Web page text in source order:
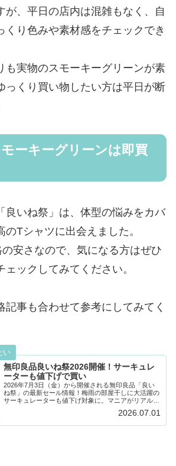
が、平日の店内は混雑もなく、自
くり色みや素材感をチェックでき
も実物のスモーキーグリーンが素
っくり買い物したい方は平日が断
ーキーグリーンは即買
良いね祭」は、体型の悩みをカバ
のTシャツに出会えました。
安さなので、気になる方はぜひ
ックしてみてください。
記事も合わせて参考にしてみてく
無印良品良いね祭2026開催！サーキュレ
ーターも値下げで買い
2026年7月3日（金）から開催される無印良品「良い
ね祭」の最新セール情報！梅雨の部屋干しに大活躍の
サーキュレーターも値下げ対象に。マニアがリアルに
2026.07.01